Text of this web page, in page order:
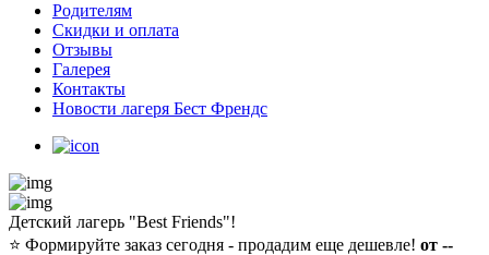
Родителям
Скидки и оплата
Отзывы
Галерея
Контакты
Новости лагеря Бест Френдс
Детский лагерь "Best Friends"!
⭐️ Формируйте заказ сегодня - продадим еще дешевле! от --